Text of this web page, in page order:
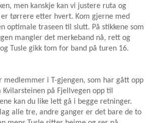
men kanskje kan vi justere ruta og
tørrere etter hvert. Kom gjerne med
optimale traseen til slutt. På stikkene som
mangler det merkeband nå, rett og
Tusle gikk tom for band på turen 16.
medlemmer i T-gjengen, som har gått opp
på Fjellvegen opp til
kan du like lett gå i begge retninger.
alle tre, andre ganger er det bare de to